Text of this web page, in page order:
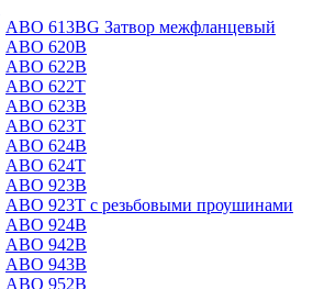
ABO 613BG Затвор межфланцевый
ABO 620B
ABO 622B
ABO 622T
ABO 623B
ABO 623T
ABO 624В
ABO 624Т
ABO 923B
ABO 923Т с резьбовыми проушинами
ABO 924B
ABO 942B
ABO 943B
ABO 952B